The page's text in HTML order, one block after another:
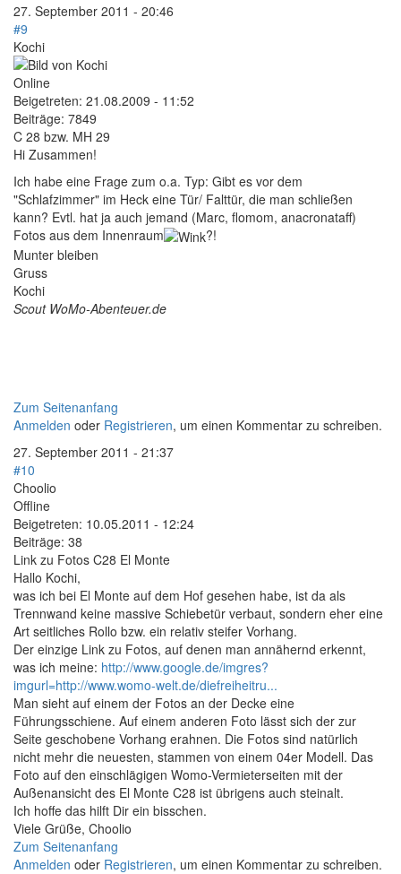
27. September 2011 - 20:46
#9
Kochi
Online
Beigetreten: 21.08.2009 - 11:52
Beiträge: 7849
C 28 bzw. MH 29
Hi Zusammen!
Ich habe eine Frage zum o.a. Typ: Gibt es vor dem
"Schlafzimmer" im Heck eine Tür/ Falttür, die man schließen
kann? Evtl. hat ja auch jemand (Marc, flomom, anacronataff)
Fotos aus dem Innenraum
?!
Munter bleiben
Gruss
Kochi
Scout WoMo-Abenteuer.de
Zum Seitenanfang
Anmelden oder Registrieren, um einen Kommentar zu schreiben.
27. September 2011 - 21:37
#10
Choolio
Offline
Beigetreten: 10.05.2011 - 12:24
Beiträge: 38
Link zu Fotos C28 El Monte
Hallo Kochi,
was ich bei El Monte auf dem Hof gesehen habe, ist da als
Trennwand keine massive Schiebetür verbaut, sondern eher eine
Art seitliches Rollo bzw. ein relativ steifer Vorhang.
Der einzige Link zu Fotos, auf denen man annähernd erkennt,
was ich meine: http://www.google.de/imgres?
imgurl=http://www.womo-welt.de/diefreiheitru...
Man sieht auf einem der Fotos an der Decke eine
Führungsschiene. Auf einem anderen Foto lässt sich der zur
Seite geschobene Vorhang erahnen. Die Fotos sind natürlich
nicht mehr die neuesten, stammen von einem 04er Modell. Das
Foto auf den einschlägigen Womo-Vermieterseiten mit der
Außenansicht des El Monte C28 ist übrigens auch steinalt.
Ich hoffe das hilft Dir ein bisschen.
Viele Grüße, Choolio
Zum Seitenanfang
Anmelden oder Registrieren, um einen Kommentar zu schreiben.